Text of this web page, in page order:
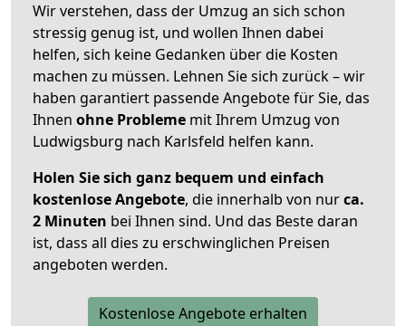
Wir verstehen, dass der Umzug an sich schon
stressig genug ist, und wollen Ihnen dabei
helfen, sich keine Gedanken über die Kosten
machen zu müssen. Lehnen Sie sich zurück – wir
haben garantiert passende Angebote für Sie, das
Ihnen ohne Probleme mit Ihrem Umzug von
Ludwigsburg nach Karlsfeld helfen kann.
Holen Sie sich ganz bequem und einfach
kostenlose Angebote, die innerhalb von nurca.
2 Minuten bei Ihnen sind. Und das Beste daran
ist, dass all dies zu erschwinglichen Preisen
angeboten werden.
Kostenlose Angebote erhalten